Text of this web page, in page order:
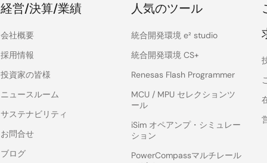
経営/決算/業績
会社概要
採用情報
投資家の皆様
ニュースルーム
サステナビリティ
お問合せ
ブログ
人気のツール
統合開発環境 e² studio
統合開発環境 CS+
Renesas Flash Programmer
MCU / MPU セレクションツ
ール
iSim オペアンプ・シミュレー
ション
PowerCompassマルチレール